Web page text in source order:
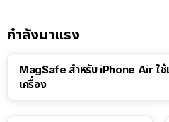
กำลังมาแรง
MagSafe สำหรับ iPhone Air ใช้
เครื่อง